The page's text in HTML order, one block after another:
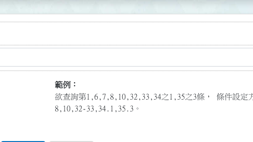
範例：
欲查詢第1,6,7,8,10,32,33,34之1,35之3條， 條件設定
8,10,32-33,34.1,35.3。